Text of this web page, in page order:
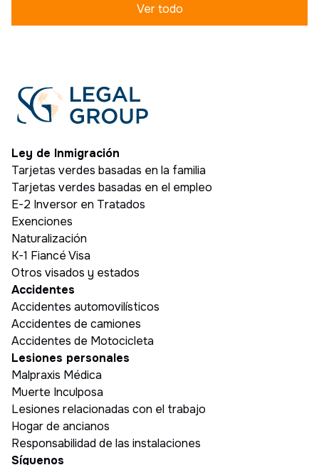
Ver todo
Ley de Inmigración
Tarjetas verdes basadas en la familia
Tarjetas verdes basadas en el empleo
E-2 Inversor en Tratados
Exenciones
Naturalización
K-1 Fiancé Visa
Otros visados y estados
Accidentes
Accidentes automovilísticos
Accidentes de camiones
Accidentes de Motocicleta
Lesiones personales
Malpraxis Médica
Muerte Inculposa
Lesiones relacionadas con el trabajo
Hogar de ancianos
Responsabilidad de las instalaciones
Síguenos